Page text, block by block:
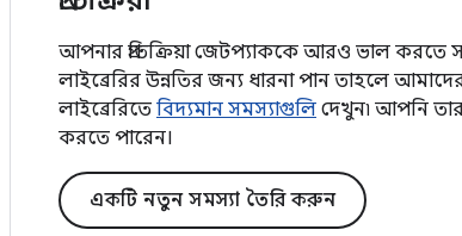
আপনার প্রতিক্রিয়া জেটপ্যাককে আরও ভাল করতে
লাইব্রেরির উন্নতির জন্য ধারনা পান তাহলে
লাইব্রেরিতে বিদ্যমান সমস্যাগুলি দেখুন৷ আপনি
করতে পারেন।
একটি নতুন সমস্যা তৈরি করুন